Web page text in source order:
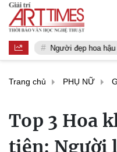
Người đẹp hoa hậu
Trang chủ PHỤ NỮ
Top 3 Hoa
tiên: Người